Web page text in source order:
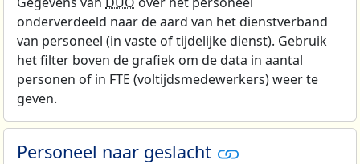
onderverdeeld naar de aard van het dienstverband
van personeel (in vaste of tijdelijke dienst). Gebruik
het filter boven de grafiek om de data in aantal
personen of in FTE (voltijdsmedewerkers) weer te
geven.
Personeel naar geslacht